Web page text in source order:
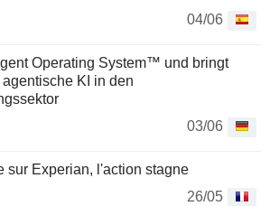
04/06
Operating System™ und bringt
KI in den
03/06
sur Experian, l'action stagne
26/05